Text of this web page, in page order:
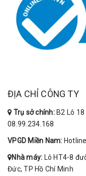
ĐỊA CHỈ CÔNG TY
Trụ sở chính:B2 Lô 18
08.99.234.168
VPGD Miền Nam:
Nhà máy: Lô HT4-8
Đức, TP Hồ Chí Minh